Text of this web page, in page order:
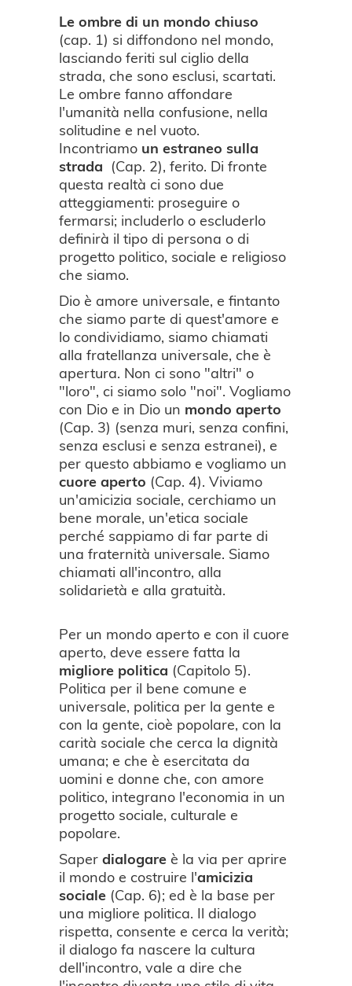
Le ombre di un mondo chiuso
(cap. 1) si diffondono nel mondo,
lasciando feriti sul ciglio della
strada, che sono esclusi, scartati.
Le ombre fanno affondare
l'umanità nella confusione, nella
solitudine e nel vuoto.
Incontriamo un estraneo sulla
strada (Cap. 2), ferito. Di fronte
questa realtà ci sono due
atteggiamenti: proseguire o
fermarsi; includerlo o escluderlo
definirà il tipo di persona o di
progetto politico, sociale e religioso
che siamo.
Dio è amore universale, e fintanto
che siamo parte di quest'amore e
lo condividiamo, siamo chiamati
alla fratellanza universale, che è
apertura. Non ci sono "altri" o
"loro", ci siamo solo "noi". Vogliamo
con Dio e in Dio un mondo aperto
(Cap. 3) (senza muri, senza confini,
senza esclusi e senza estranei), e
per questo abbiamo e vogliamo un
cuore aperto (Cap. 4). Viviamo
un'amicizia sociale, cerchiamo un
bene morale, un'etica sociale
perché sappiamo di far parte di
una fraternità universale. Siamo
chiamati all'incontro, alla
solidarietà e alla gratuità.
Per un mondo aperto e con il cuore
aperto, deve essere fatta la
migliore politica (Capitolo 5).
Politica per il bene comune e
universale, politica per la gente e
con la gente, cioè popolare, con la
carità sociale che cerca la dignità
umana; e che è esercitata da
uomini e donne che, con amore
politico, integrano l'economia in un
progetto sociale, culturale e
popolare.
Saperdialogare è la via per aprire
il mondo e costruire l'amicizia
sociale (Cap. 6); ed è la base per
una migliore politica. Il dialogo
rispetta, consente e cerca la verità;
il dialogo fa nascere la cultura
dell'incontro, vale a dire che